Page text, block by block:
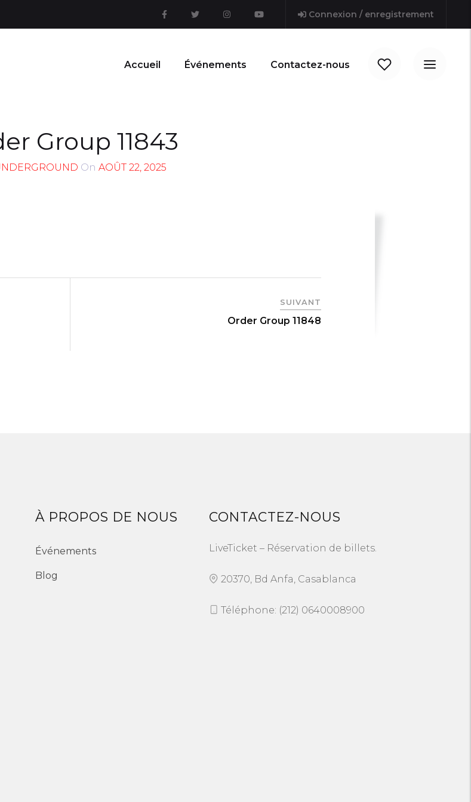
Connexion / enregistrement
Accueil Événements Contactez-nous
Group 11843
On AOÛT 22, 2025
SUIVANT
Order Group 11848
À PROPOS DE NOUS
Événements
Blog
CONTACTEZ-NOUS
LiveTicket – Réservation de billets.
20370, Bd Anfa, Casablanca
Téléphone: (212) 0640008900